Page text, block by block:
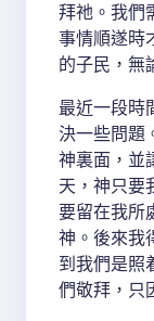
拜祂。我們
事情順遂時
的子民，無
最近一段時
決一些問題
神裏面，並
天，神只要
要留在我所
神。後來我
到我們是照
們敬拜，只